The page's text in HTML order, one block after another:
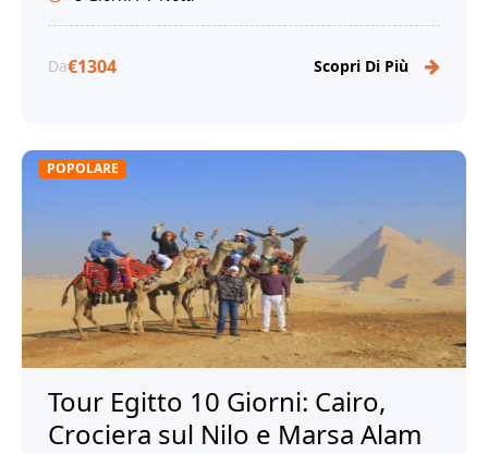
Da€1304 Scopri Di Più
POPOLARE
Tour Egitto 10 Giorni: Cairo,
Crociera sul Nilo e Marsa Alam